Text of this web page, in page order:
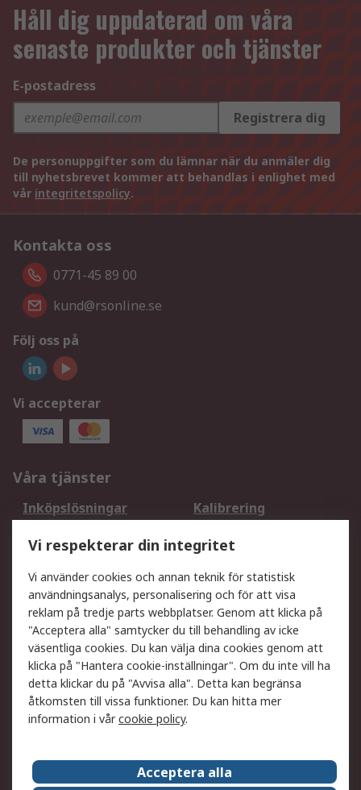
Håll dig uppdaterad om våra
senaste produkter och tjänster
E-postadress
Registrera dig
De personuppgifter som du lämnar när du anmäler dig
till nyhetsbrevet kommer att behandlas i enlighet med
vår integritetspolicy.
Kontakta oss
0771-45 89 00
kund@rsonline.se
Följ oss på
Vi accepterar
Våra tjänster
Inköpslösningar
Kalibrering
DesignSpark
Teknisk Support
Ditt lokala säljteam
Exportlösningar
Support
Få hjälp
Retur av varor
Leverans
Spåra din order
Begär en fakturakopi
Fördelar med RS-konto
Betalningsalternativ
Om RS Försäljningsvillkor
Vi respekterar din integritet
Vi använder cookies och annan teknik för statistisk
användningsanalys, personalisering och för att visa
reklam på tredje parts webbplatser. Genom att klicka på
"Acceptera alla" samtycker du till behandling av icke
väsentliga cookies. Du kan välja dina cookies genom att
klicka på "Hantera cookie-inställningar". Om du inte vill ha
detta klickar du på "Avvisa alla". Detta kan begränsa
åtkomsten till vissa funktioner. Du kan hitta mer
information i vårcookie policy.
Acceptera alla